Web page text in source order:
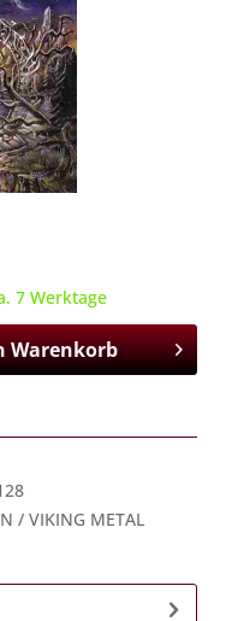
7 Werktage
Warenkorb
/ VIKING METAL